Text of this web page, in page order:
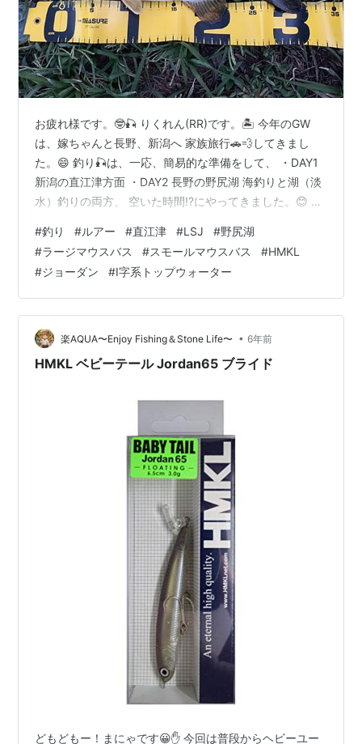
お疲れ様です。🤓🎣 りくれん(RR)です。🏝️ 今年のGW
は、嫁ちゃんと長野、新潟へ 家族旅行🚗💨してきまし
た。😄 釣り🎣は、一応、簡易的な準備をして、 ・DAY1
新潟の直江津方面 ・DAY2 長野の野尻湖 海釣りと湖（淡
水）釣りの両方、 空いた時間⁉️にやってきました。😊 今
思いまぁす。✍️ ちなみに、DAY2野尻湖、前回来たのは
昨年夏☀️ この釣行の模様は👇 rikuren.hatenablog.com ご
興味おありの場合は、上記記事を是非チェック✅してみ
て下さい。☺️ １.DAY1 5/5(金)大潮 天気晴れ☀️ 嫁ちゃん
と新潟の上越…
#釣り #ルアー #直江津 #LSJ #野尻湖
#ラージマウスバス #スモールマウスバス #HMKL
#ジョーダン #I字系トップウォーター
楽AQUA〜Enjoy Fishing＆Stone Life〜 • 6年前
HMKL ベビーテール Jordan65 ブライド
どもどもー！まにゃです😀✋ 今回は普段からヘビーユー